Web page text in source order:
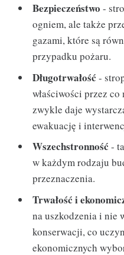
Bezpieczeństwo -
ogniem, ale także
gazami, które są
przypadku pożaru.
Długotrwałość -
właściwości przez
zwykle daje
ewakuację i
Wszechstronność -
w każdym rodzaju
przeznaczenia.
Trwałość i
na uszkodzenia i nie
konserwacji, co
ekonomicznych